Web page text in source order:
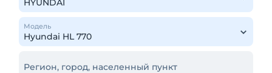
Модель
Регион, город, населенный пункт